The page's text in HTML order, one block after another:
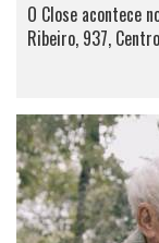
O Close acontece
Ribeiro, 937,